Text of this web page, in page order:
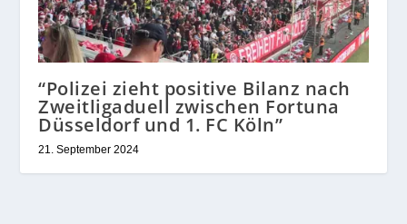
“Polizei zieht positive Bilanz nach
Zweitligaduell zwischen Fortuna
Düsseldorf und 1. FC Köln”
21. September 2024